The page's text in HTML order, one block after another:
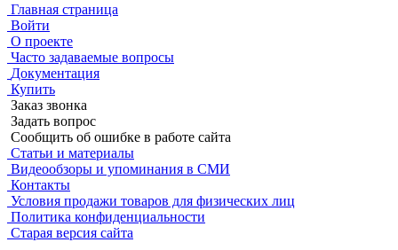
Главная страница
Войти
О проекте
Часто задаваемые вопросы
Документация
Купить
Заказ звонка
Задать вопрос
Сообщить об ошибке в работе сайта
Статьи и материалы
Видеообзоры и упоминания в СМИ
Контакты
Условия продажи товаров для физических лиц
Политика конфиденциальности
Старая версия сайта